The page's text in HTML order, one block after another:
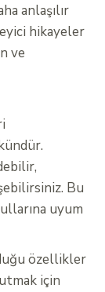
anlaşılır
hikayeler
ve
Bu
uyum
özellikler
için